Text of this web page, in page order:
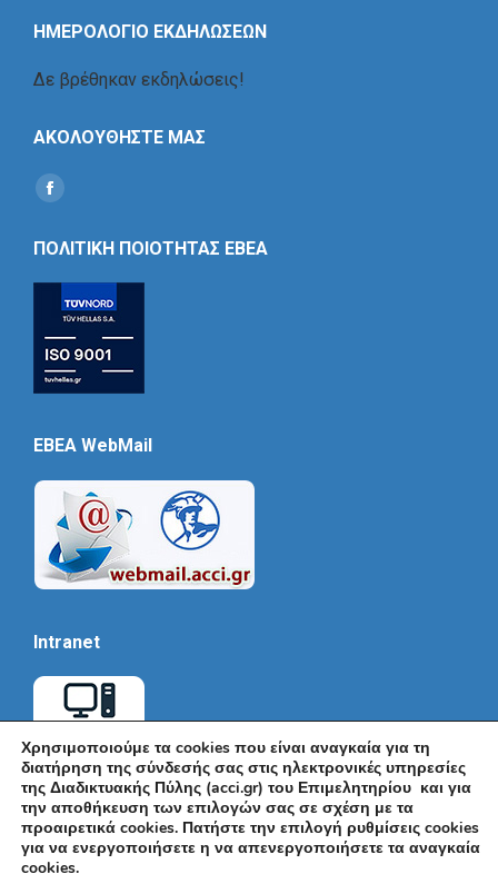
ΗΜΕΡΟΛΟΓΙΟ ΕΚΔΗΛΩΣΕΩΝ
Δε βρέθηκαν εκδηλώσεις!
ΑΚΟΛΟΥΘΗΣΤΕ ΜΑΣ
Find us on:
Social
ΠΟΛΙΤΙΚΗ ΠΟΙΟΤΗΤΑΣ ΕΒΕΑ
EBEA WebMail
Intranet
Χρησιμοποιούμε τα cookies που είναι αναγκαία για τη
διατήρηση της σύνδεσής σας στις ηλεκτρονικές υπηρεσίες
της Διαδικτυακής Πύλης (acci.gr) του Επιμελητηρίου και για
την αποθήκευση των επιλογών σας σε σχέση με τα
προαιρετικά cookies. Πατήστε την επιλογή ρυθμίσεις cookies
για να ενεργοποιήσετε η να απενεργοποιήσετε τα αναγκαία
cookies.